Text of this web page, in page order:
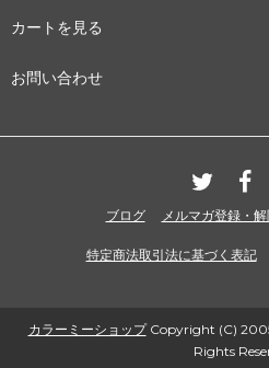
カートを見る
お問い合わせ
ブログ メルマガ登録・
特定商法取引法に基づく表記
カラーミーショップCopyright (C)
Rights